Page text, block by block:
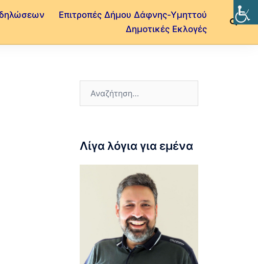
Επιτροπές Δήμου Δάφνης-Υμηττού
Δημοτικές Εκλογές
Λίγα λόγια για εμένα